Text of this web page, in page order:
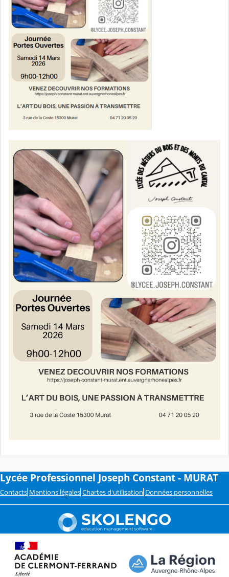
Lycée Professionnel Joseph Constant - MURAT
Contacts Mentions légales Chartes d'utilisation Données personnelles